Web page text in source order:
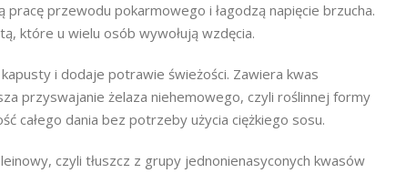
przewodu pokarmowego i łagodzą napięcie brzucha.
które u wielu osób wywołują wzdęcia.
i dodaje potrawie świeżości. Zawiera kwas
przyswajanie żelaza niehemowego, czyli roślinnej formy
całego dania bez potrzeby użycia ciężkiego sosu.
czyli tłuszcz z grupy jednonienasyconych kwasów